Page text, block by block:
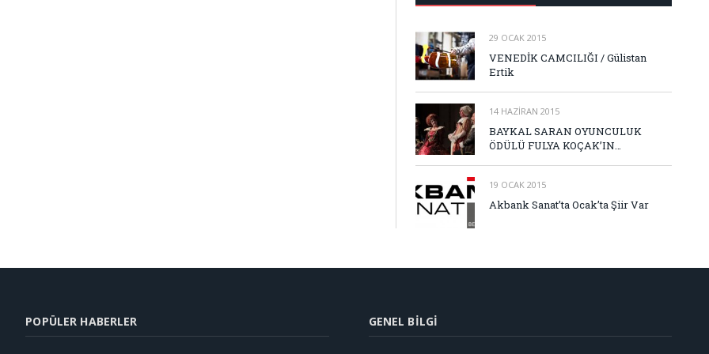
29 OCAK 2015
VENEDİK CAMCILIĞI / Gülistan
Ertik
14 HAZIRAN 2015
BAYKAL SARAN OYUNCULUK
ÖDÜLÜ FULYA KOÇAK’IN…
19 OCAK 2015
Akbank Sanat’ta Ocak’ta Şiir Var
POPÜLER HABERLER GENEL BILGI